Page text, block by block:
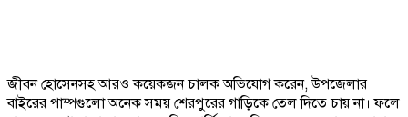
জীবন হোসেনসহ আরও কয়েকজন চালক অভিযোগ করেন, উপজেলার
বাইরের পাম্পগুলো অনেক সময় শেরপুরের গাড়িকে তেল দিতে চায় না। ফলে